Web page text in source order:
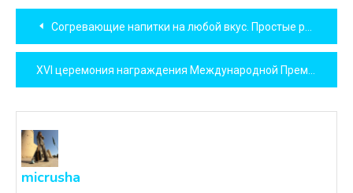
Навигация
по
записям
Согревающие напитки на любой вкус. Простые рецепты.
micrusha